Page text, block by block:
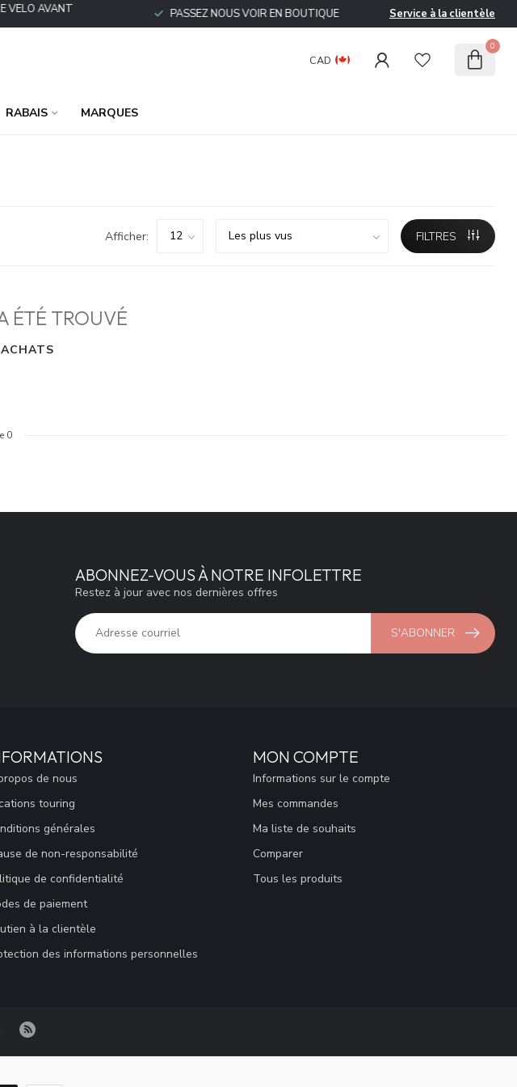
AVANT PASSEZ NOUS VOIR EN BOUTIQUE Service à la clientèle
CAD
0
RABAIS MARQUES
Afficher: FILTRES
ÉTÉ TROUVÉ
0
ABONNEZ-VOUS À NOTRE INFOLETTRE
Restez à jour avec nos dernières offres
S'ABONNER
de nous
touring
générales
de non-responsabilité
de confidentialité
de paiement
à la clientèle
des informations personnelles
MON COMPTE
Informations sur le compte
Mes commandes
Ma liste de souhaits
Comparer
Tous les produits